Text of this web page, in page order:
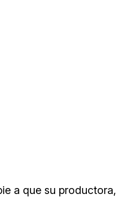
a que su productora,